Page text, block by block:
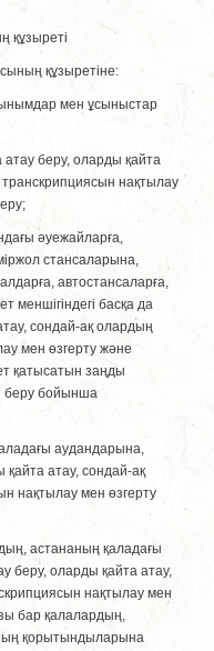
құзыреті
құзыретіне:
мен ұсыныстар
беру, оларды қайта
нақтылау
әуежайларға,
стансаларына,
автостансаларға,
меншігіндегі басқа да
сондай-ақ олардың
мен өзгерту және
қатысатын заңды
беру бойынша
аудандарына,
атау, сондай-ақ
нақтылау мен өзгерту
астананың қаладағы
беру, оларды қайта атау,
нақтылау мен
бар қалалардың,
қорытындыларына